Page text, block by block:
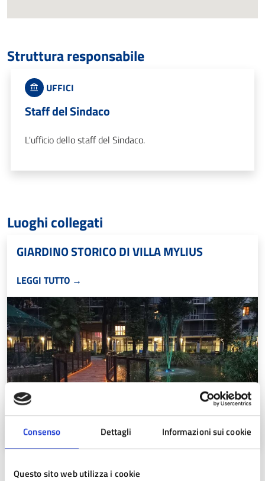
Consenso Dettagli Informazioni sui cookie
Questo sito web utilizza i cookie
Struttura responsabile
UFFICI
Staff del Sindaco
L'ufficio dello staff del Sindaco.
Luoghi collegati
GIARDINO STORICO DI VILLA MYLIUS
LEGGI TUTTO →